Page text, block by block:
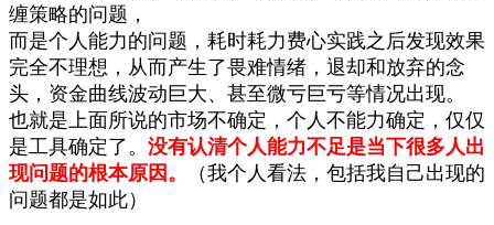
缠策略的问题，
而是个人能力的问题，耗时耗力费心实践之后发现效果
完全不理想，从而产生了畏难情绪，退却和放弃的念
头，资金曲线波动巨大、甚至微亏巨亏等情况出现。
也就是上面所说的市场不确定，个人不能力确定，仅仅
是工具确定了。 没有认清个人能力不足是当下很多人出
现问题的根本原因。
（我个人看法，包括我自己出现的
问题都是如此）